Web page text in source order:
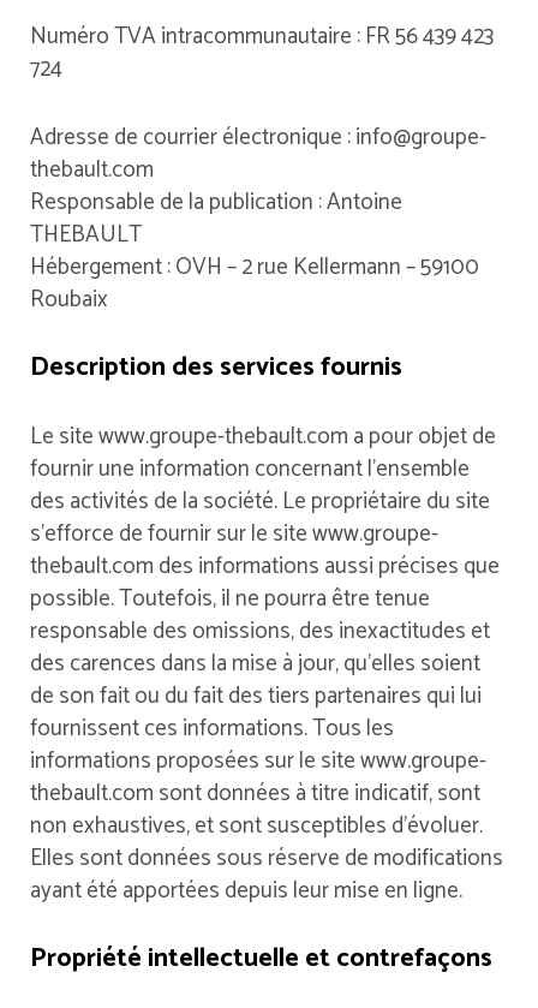
Numéro TVA intracommunautaire : FR 56 439 423
724
Adresse de courrier électronique : info@groupe-
thebault.com
Responsable de la publication : Antoine
THEBAULT
Hébergement : OVH – 2 rue Kellermann – 59100
Roubaix
Description des services fournis
Le site www.groupe-thebault.com a pour objet de
fournir une information concernant l’ensemble
des activités de la société. Le propriétaire du site
s’efforce de fournir sur le site www.groupe-
thebault.com des informations aussi précises que
possible. Toutefois, il ne pourra être tenue
responsable des omissions, des inexactitudes et
des carences dans la mise à jour, qu’elles soient
de son fait ou du fait des tiers partenaires qui lui
fournissent ces informations. Tous les
informations proposées sur le site www.groupe-
thebault.com sont données à titre indicatif, sont
non exhaustives, et sont susceptibles d’évoluer.
Elles sont données sous réserve de modifications
ayant été apportées depuis leur mise en ligne.
Propriété intellectuelle et contrefaçons